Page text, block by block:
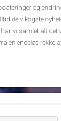
og
de viktigste
vi samlet alt det
en endeløs rekke